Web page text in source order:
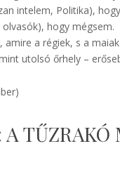
intelem, Politika),
hogy mégsem.
a régiek, s a
utolsó őrhely –
TŰZRAKÓ